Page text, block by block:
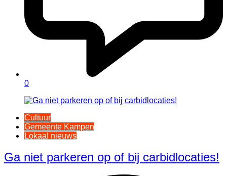
0
Cultuur
Gemeente Kampen
Lokaal nieuws
Ga niet parkeren op of bij carbidlocaties!